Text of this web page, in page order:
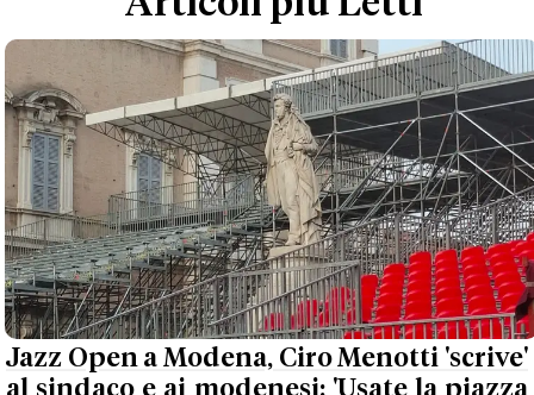
Jazz Open a Modena, Ciro Menotti 'scrive'
al sindaco e ai modenesi: 'Usate la piazza